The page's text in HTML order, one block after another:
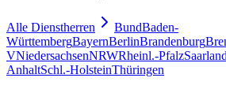
Alle Dienstherren BundBaden-
WürttembergBayernBerlinBrandenburg
VNiedersachsenNRWRheinl.-PfalzSaarland
AnhaltSchl.-HolsteinThüringen